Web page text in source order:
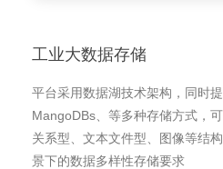
工业大数据存储
平台采用数据湖技术架构，同时提
MangoDBs、等多种存储方式，
关系型、文本文件型、图像等结
景下的数据多样性存储要求